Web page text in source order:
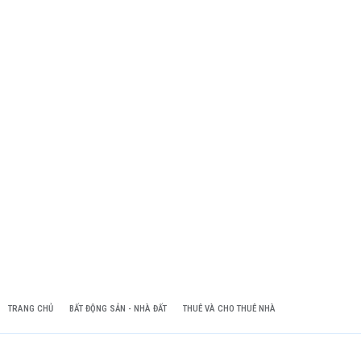
TRANG CHỦ BẤT ĐỘNG SẢN - NHÀ ĐẤT THUÊ VÀ CHO THUÊ NHÀ